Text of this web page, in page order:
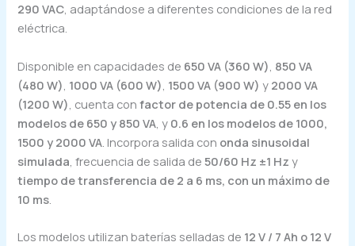
290 VAC, adaptándose a diferentes condiciones de la red
eléctrica.
Disponible en capacidades de 650 VA (360 W) 850 VA
(480 W) 1000 VA (600 W) 1500 VA (900 W) y 2000 VA
(1200 W) , cuenta confactor de potencia de 0.55 en los
modelos de 650 y 850 VA , y 0.6 en los modelos de 1000,
1500 y 2000 VA . Incorpora salida con onda sinusoidal
simulada , frecuencia de salida de50/60 Hz ±1 Hz y
tiempo de transferencia de 2 a 6 ms, con un máximo de
10 ms
Los modelos utilizan baterías selladas de 12 V / 7 Ah o 12 V